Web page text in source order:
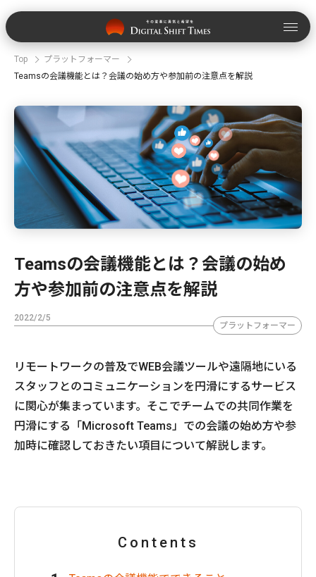
Top
プラットフォーマー
Teamsの会議機能とは？会議の始め方や参加前の注意点を解説
Teamsの会議機能とは？会議の始め
方や参加前の注意点を解説
2022/2/5
プラットフォーマー
リモートワークの普及でWEB会議ツールや遠隔地にいる
スタッフとのコミュニケーションを円滑にするサービス
に関心が集まっています。そこでチームでの共同作業を
円滑にする「Microsoft Teams」での会議の始め方や参
加時に確認しておきたい項目について解説します。
Contents